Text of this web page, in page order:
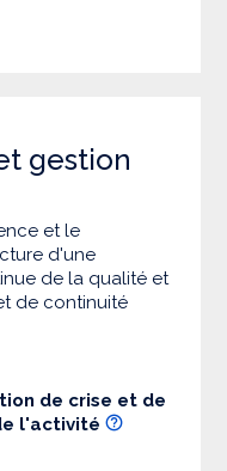
gestion
et le
d'une
de la qualité et
de continuité
de crise et de
l'activité